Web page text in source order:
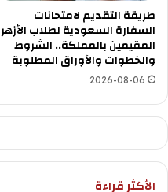
طريقة التقديم لامتحانات
السفارة السعودية لطلاب الأزهر
المقيمين بالمملكة.. الشروط
والخطوات والأوراق المطلوبة
2026-08-06
الأكثر قراءة